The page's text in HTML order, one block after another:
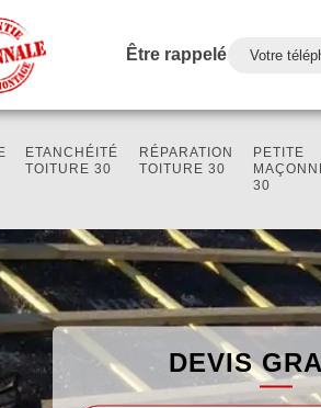
Être rappelé
ETANCHÉITÉ
TOITURE 30
RÉPARATION
TOITURE 30
PETITE
30
DEVIS